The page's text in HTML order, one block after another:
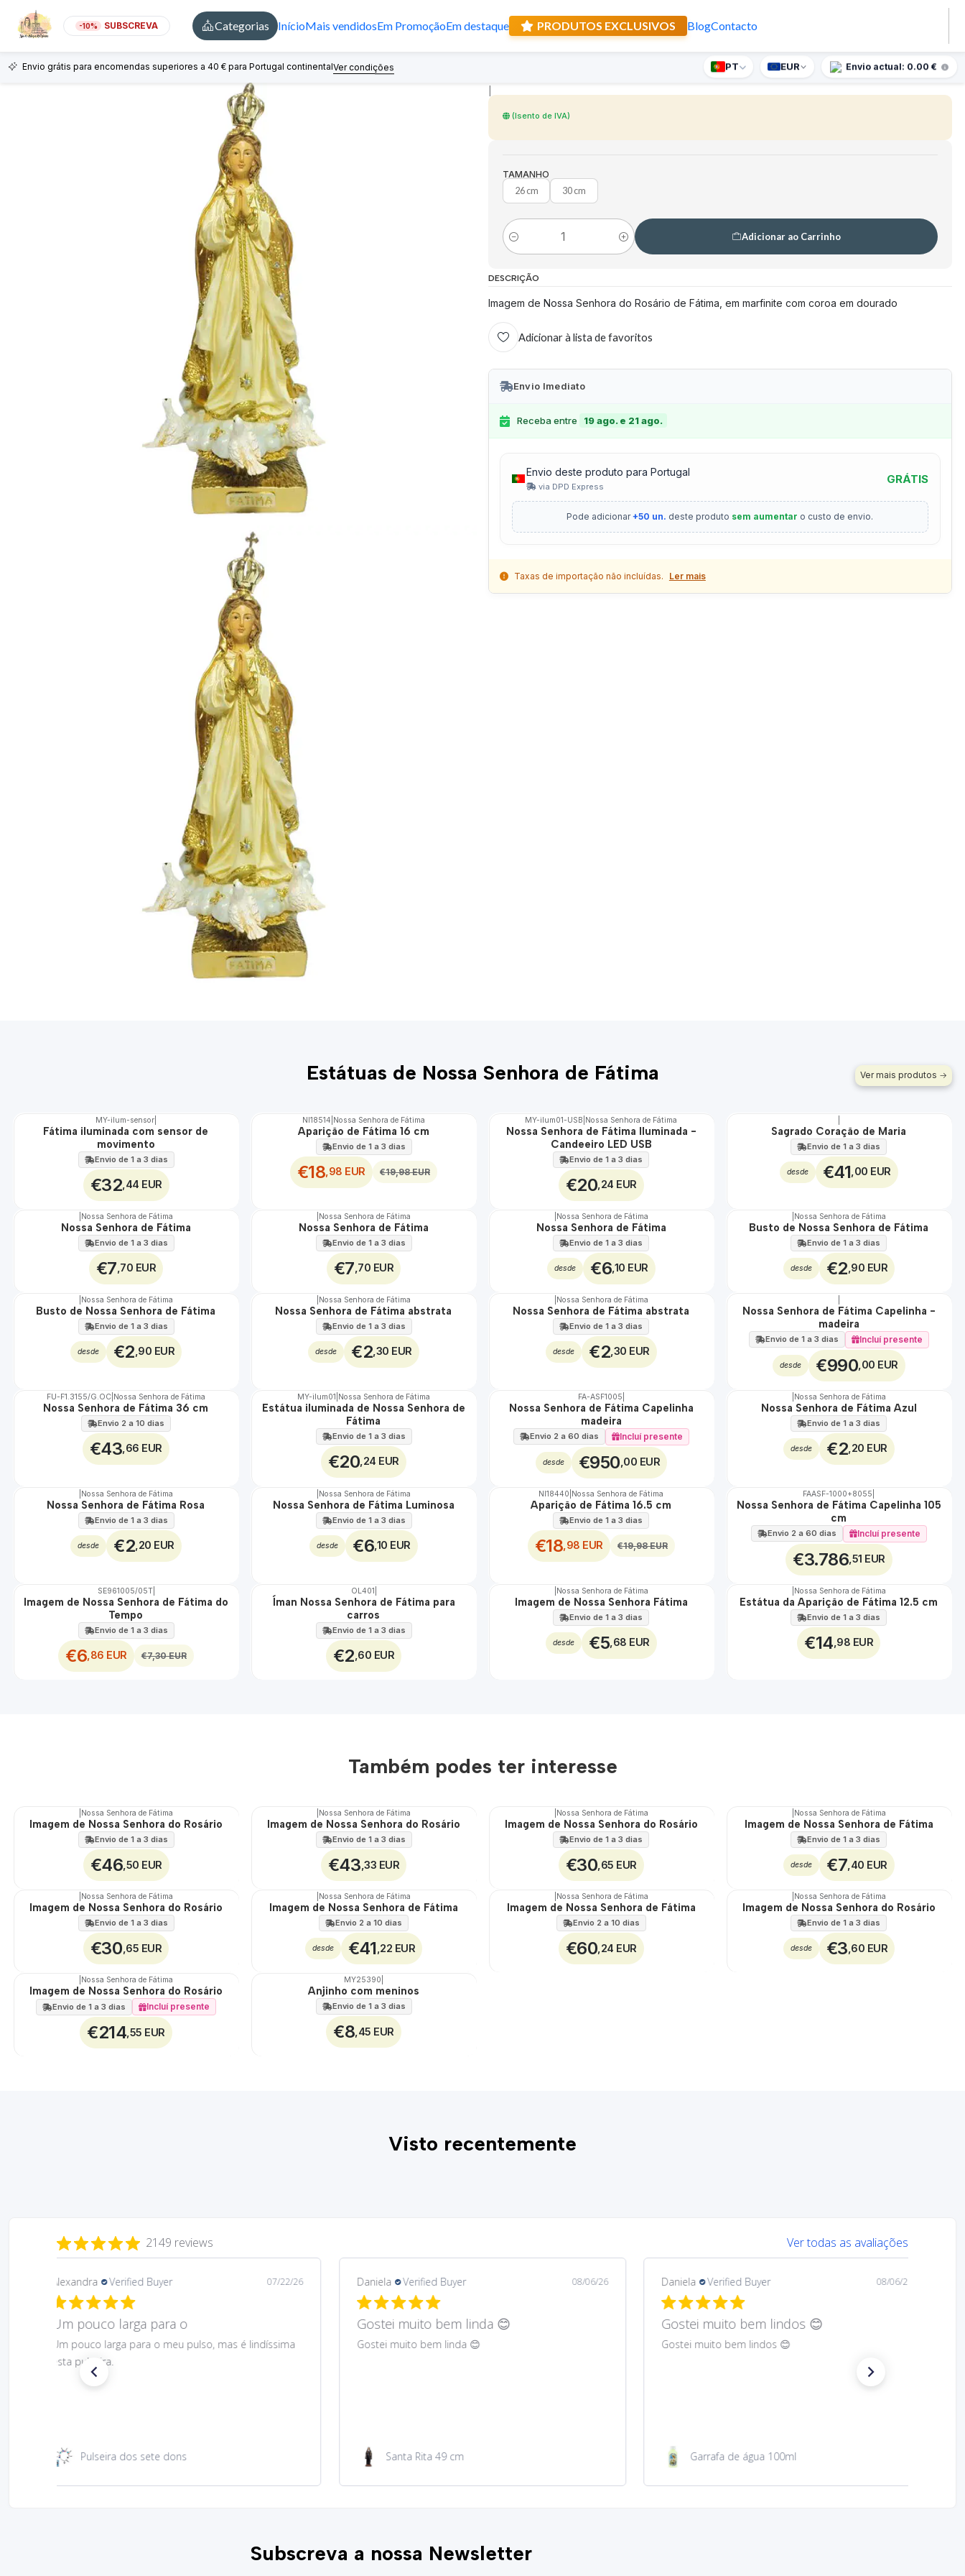
-10% SUBSCREVA Categorias InícioMais vendidosEm PromoçãoEm destaque PRODUTOS EXCLUSIVOS BlogContacto
Envio grátis para encomendas superiores a 40 € para Portugal continentalVer condições Recebe presente supresa para encomendas superiores a 90€
PT EUR Envio actual: 0.00 €
Imagem de Nossa Senhora do Rosário
(Isento de IVA)
TAMANHO
26 cm
30 cm
Quantidade
Adicionar ao Carrinho
DESCRIÇÃO
Imagem de Nossa Senhora do Rosário de Fátima, em marfinite com coroa em dourado
Adicionar à lista de favoritos
Envio Imediato
Receba entre 19 ago. e 21 ago.
Envio deste produto para Portugal
via DPD Express
GRÁTIS
Pode adicionar+50 un. deste produto sem aumentar o custo de envio.
Taxas de importação não incluídas. Ler mais
Estátuas de Nossa Senhora de Fátima Ver mais produtos
🇵🇹
EXCLUSIVO
MY-ilum-sensor
Fátima iluminada com sensor de
movimento
Envio de 1 a 3 dias
€32 ,44 EUR
DESCONTO
NI18514 Nossa Senhora de Fátima
Aparição de Fátima 16 cm
Envio de 1 a 3 dias
€18 ,98 EUR €19,98 EUR
🇵🇹
EXCLUSIVO
MY-ilum01-USB Nossa Senhora de Fátima
Nossa Senhora de Fátima Iluminada -
Candeeiro LED USB
Envio de 1 a 3 dias
€20 ,24 EUR
Sagrado Coração de Maria
Envio de 1 a 3 dias
desde €41 ,00 EUR
Nossa Senhora de Fátima
Nossa Senhora de Fátima
Envio de 1 a 3 dias
€7 ,70 EUR
Nossa Senhora de Fátima
Nossa Senhora de Fátima
Envio de 1 a 3 dias
€7 ,70 EUR
Nossa Senhora de Fátima
Nossa Senhora de Fátima
Envio de 1 a 3 dias
desde €6 ,10 EUR
Não Disponível
Nossa Senhora de Fátima
Busto de Nossa Senhora de Fátima
Envio de 1 a 3 dias
desde €2 ,90 EUR
Nossa Senhora de Fátima
Busto de Nossa Senhora de Fátima
Envio de 1 a 3 dias
desde €2 ,90 EUR
Nossa Senhora de Fátima
Nossa Senhora de Fátima abstrata
Envio de 1 a 3 dias
desde €2 ,30 EUR
Nossa Senhora de Fátima
Nossa Senhora de Fátima abstrata
Envio de 1 a 3 dias
desde €2 ,30 EUR
🇵🇹
EXCLUSIVO
Nossa Senhora de Fátima Capelinha -
madeira
Envio de 1 a 3 dias Incluí presente
desde €990 ,00 EUR
🇵🇹
FU-F1.3155/G.OC Nossa Senhora de Fátima
Nossa Senhora de Fátima 36 cm
Envio 2 a 10 dias
€43 ,66 EUR
🇵🇹
MY-ilum01 Nossa Senhora de Fátima
Estátua iluminada de Nossa Senhora de
Fátima
Envio de 1 a 3 dias
€20 ,24 EUR
🇵🇹
TOP
FA-ASF1005
Nossa Senhora de Fátima Capelinha
madeira
Envio 2 a 60 dias Incluí presente
desde €950 ,00 EUR
Nossa Senhora de Fátima
Nossa Senhora de Fátima Azul
Envio de 1 a 3 dias
desde €2 ,20 EUR
TOP
Nossa Senhora de Fátima
Nossa Senhora de Fátima Rosa
Envio de 1 a 3 dias
desde €2 ,20 EUR
Não Disponível
Nossa Senhora de Fátima
Nossa Senhora de Fátima Luminosa
Envio de 1 a 3 dias
desde €6 ,10 EUR
DESCONTO
NI18440 Nossa Senhora de Fátima
Aparição de Fátima 16.5 cm
Envio de 1 a 3 dias
€18 ,98 EUR €19,98 EUR
🇵🇹
TOP
FAASF-1000+8055
Nossa Senhora de Fátima Capelinha 105
cm
Envio 2 a 60 dias Incluí presente
€3.786 ,51 EUR
DESCONTO
SE961005/05T|
Imagem de Nossa Senhora de Fátima do
Tempo
Envio de 1 a 3 dias
€6 ,86 EUR €7,30 EUR
TOP
OL401
Íman Nossa Senhora de Fátima para
carros
Envio de 1 a 3 dias
€2 ,60 EUR
Nossa Senhora de Fátima
Imagem de Nossa Senhora Fátima
Envio de 1 a 3 dias
desde €5 ,68 EUR
Nossa Senhora de Fátima
Estátua da Aparição de Fátima 12.5 cm
Envio de 1 a 3 dias
€14 ,98 EUR
Também podes ter interesse
Nossa Senhora de Fátima
Imagem de Nossa Senhora do Rosário
Envio de 1 a 3 dias
€46 ,50 EUR
Nossa Senhora de Fátima
Imagem de Nossa Senhora do Rosário
Envio de 1 a 3 dias
€43 ,33 EUR
Nossa Senhora de Fátima
Imagem de Nossa Senhora do Rosário
Envio de 1 a 3 dias
€30 ,65 EUR
Nossa Senhora de Fátima
Imagem de Nossa Senhora de Fátima
Envio de 1 a 3 dias
desde €7 ,40 EUR
Nossa Senhora de Fátima
Imagem de Nossa Senhora do Rosário
Envio de 1 a 3 dias
€30 ,65 EUR
🇵🇹
Nossa Senhora de Fátima
Imagem de Nossa Senhora de Fátima
Envio 2 a 10 dias
desde €41 ,22 EUR
🇵🇹
Nossa Senhora de Fátima
Imagem de Nossa Senhora de Fátima
Envio 2 a 10 dias
€60 ,24 EUR
Nossa Senhora de Fátima
Imagem de Nossa Senhora do Rosário
Envio de 1 a 3 dias
desde €3 ,60 EUR
Nossa Senhora de Fátima
Imagem de Nossa Senhora do Rosário
Envio de 1 a 3 dias Incluí presente
€214 ,55 EUR
MY25390
Anjinho com meninos
Envio de 1 a 3 dias
€8 ,45 EUR
Visto recentemente
2149 reviews Ver todas as avaliações
Daniela Verified Buyer 08/06/26
Gostei muito bem linda 😊
Gostei muito bem linda 😊
Santa Rita 49 cm
Daniela Verified Buyer 08/06/26
Gostei muito bem lindos 😊
Gostei muito bem lindos 😊
Garrafa de água 100ml
Mary Verified Buyer 08/05/26
Hard to find Saint
Absolutely wonderful!
São Jacinto 23 cm
Subscreva a nossa Newsletter